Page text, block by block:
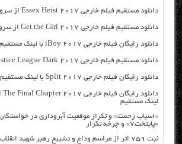
دانلود مستقیم فیلم خارجی Essex Heist 2017 از سرور سایت
دانلود مستقیم فیلم خارجی Get the Girl 2017 از سرور سایت
دانلود رایگان فیلم خارجی iBoy 2017 با لینک مستقیم
دانلود مستقیم فیلم خارجی Justice League Dark 2017 از سرور سایت
دانلود رایگان فیلم خارجی Split 2017 با لینک مستقیم
لینک مستقیم
«اسباب زحمت» و تکرار موقعیت آبروداری در
«پایتخت۷» و چرخه تکرار
ثبت ۷۵۹ اثر از مراسم وداع و تشییع رهبر شهید انقلاب